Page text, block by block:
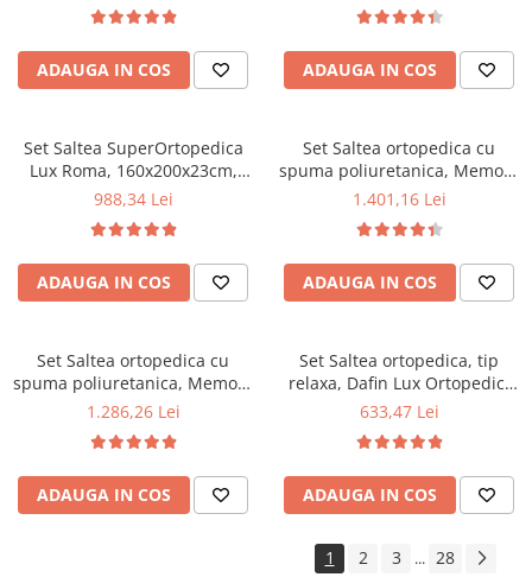
sistem de aerisire perimetral
Saltex plus 2 perne matlasate
microfibra 50x70cm, lavabile
la 60°C
ADAUGA IN COS
sistem de aerisire perimetral
Saltex plus 2 perne matlasate
microfibra 50x70cm, lavabile
la 60°C
ADAUGA IN COS
Set Saltea SuperOrtopedica
Lux Roma, 160x200x23cm,
fermitate tare, cu plasa arcuri
aerisire perimetral, Saltex,
plus 2 perne matlasate
microfibra 50x70cm, lavabile
la 60°C
988,34 Lei
ADAUGA IN COS
Set Saltea ortopedica cu
spuma poliuretanica, Memory
Foam 5 cm Paris,
sistem de aerisire perimetral
Saltex plus 2 perne matlasate
microfibra 50x70cm, lavabile
la 60°C
1.401,16 Lei
ADAUGA IN COS
Set Saltea ortopedica cu
spuma poliuretanica, Memory
Foam 5 cm Paris,
sistem de aerisire perimetral
Saltex plus 2 perne matlasate
microfibra 50x70cm, lavabile
la 60°C
1.286,26 Lei
ADAUGA IN COS
Set Saltea ortopedica, tip
relaxa, Dafin Lux Ortopedic,
140x190x21cm, fermitate
Bonell, fata vara-iarna, sistem
de aerisire cu butoni, Salt
Confort plus 2 perne
matlasate microfibra
50x70cm, lavabile la 60°C
633,47 Lei
ADAUGA IN COS
1 2 3 ... 28